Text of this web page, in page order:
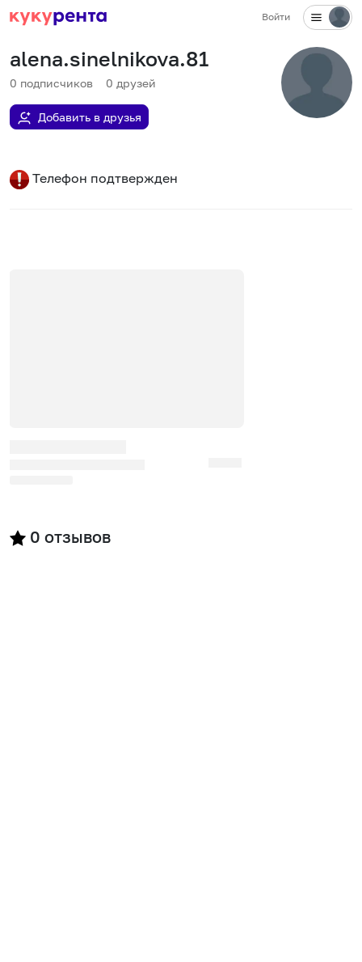
Войти
alena.sinelnikova.81
0 подписчиков 0 друзей
Добавить в друзья
Телефон подтвержден
0 отзывов